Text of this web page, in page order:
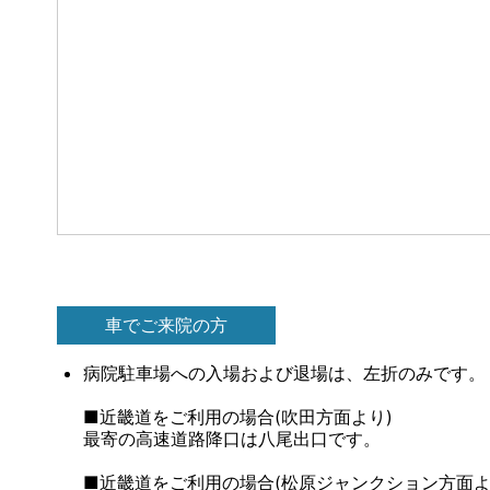
車でご来院の方
病院駐車場への入場および退場は、左折のみです。
■近畿道をご利用の場合(吹田方面より)
最寄の高速道路降口は八尾出口です。
■近畿道をご利用の場合(松原ジャンクション方面